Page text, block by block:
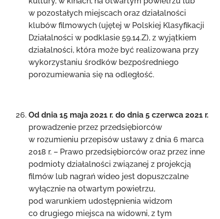
w pozostałych miejscach oraz działalności
klubów filmowych (ujętej w Polskiej Klasyfikacji
Działalności w podklasie 59.14.Z), z wyjątkiem
działalności, która może być realizowana przy
wykorzystaniu środków bezpośredniego
porozumiewania się na odległość.
Od dnia 15 maja 2021 r. do dnia 5 czerwca 2021 r.
prowadzenie przez przedsiębiorców
w rozumieniu przepisów ustawy z dnia 6 marca
2018 r. – Prawo przedsiębiorców oraz przez inne
podmioty działalności związanej z projekcją
filmów lub nagrań wideo jest dopuszczalne
wyłącznie na otwartym powietrzu,
pod warunkiem udostępnienia widzom
co drugiego miejsca na widowni, z tym